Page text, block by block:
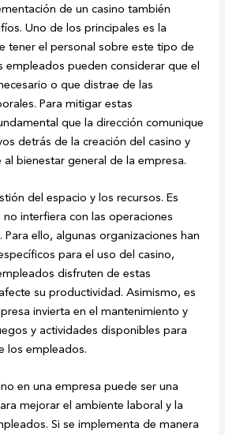
de un casino también
Uno de los principales es la
tener el personal sobre este tipo de
empleados pueden considerar que el
o que distrae de las
Para mitigar estas
que la dirección comunique
detrás de la creación del casino y
bienestar general de la empresa.
del espacio y los recursos. Es
no interfiera con las operaciones
ello, algunas organizaciones han
para el uso del casino,
disfruten de estas
su productividad. Asimismo, es
invierta en el mantenimiento y
y actividades disponibles para
los empleados.
en una empresa puede ser una
mejorar el ambiente laboral y la
Si se implementa de manera